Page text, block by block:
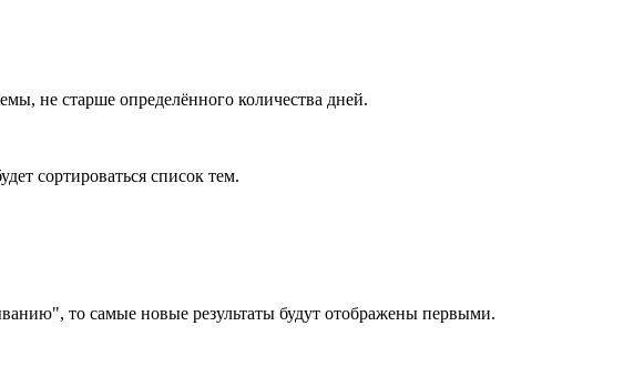
не старше определённого количества дней.
сортироваться список тем.
то самые новые результаты будут отображены первыми.